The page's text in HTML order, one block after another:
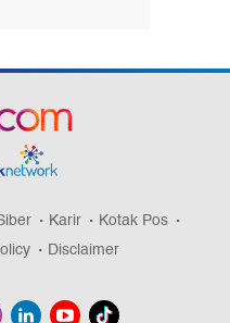
Karir
Kotak Pos
Disclaimer